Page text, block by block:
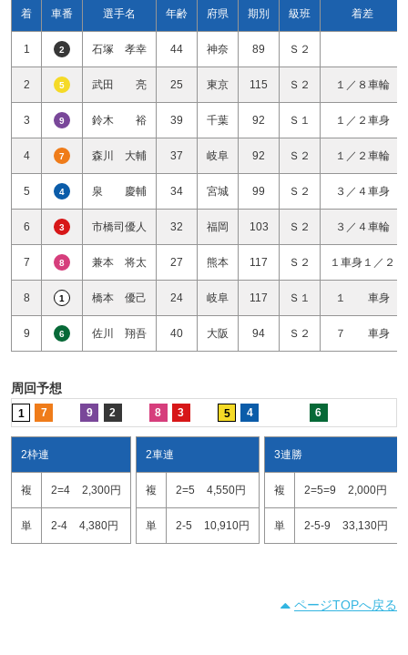
着 車番 選手名 年齢 府県 期別 級班 着差
1 2 石塚 孝幸 44 神奈 89 Ｓ２
2 5 武田 亮 25 東京 115 Ｓ２ １／８車輪
3 9 鈴木 裕 39 千葉 92 Ｓ１ １／２車身
4 7 森川 大輔 37 岐阜 92 Ｓ２ １／２車輪
5 4 泉 慶輔 34 宮城 99 Ｓ２ ３／４車身
6 3 市橋司優人 32 福岡 103 Ｓ２ ３／４車輪
7 8 兼本 将太 27 熊本 117 Ｓ２ １車身１／２
8 1 橋本 優己 24 岐阜 117 Ｓ１ １ 車身
9 6 佐川 翔吾 40 大阪 94 Ｓ２ ７ 車身
周回予想
1 7 9 2 8 3 5 4 6
2枠連
複 2=4 2,300円
単 2-4 4,380円
2車連
複 2=5 4,550円
単 2-5 10,910円
3連勝
複 2=5=9 2,000円
単 2-5-9 33,130円
ページTOPへ戻る